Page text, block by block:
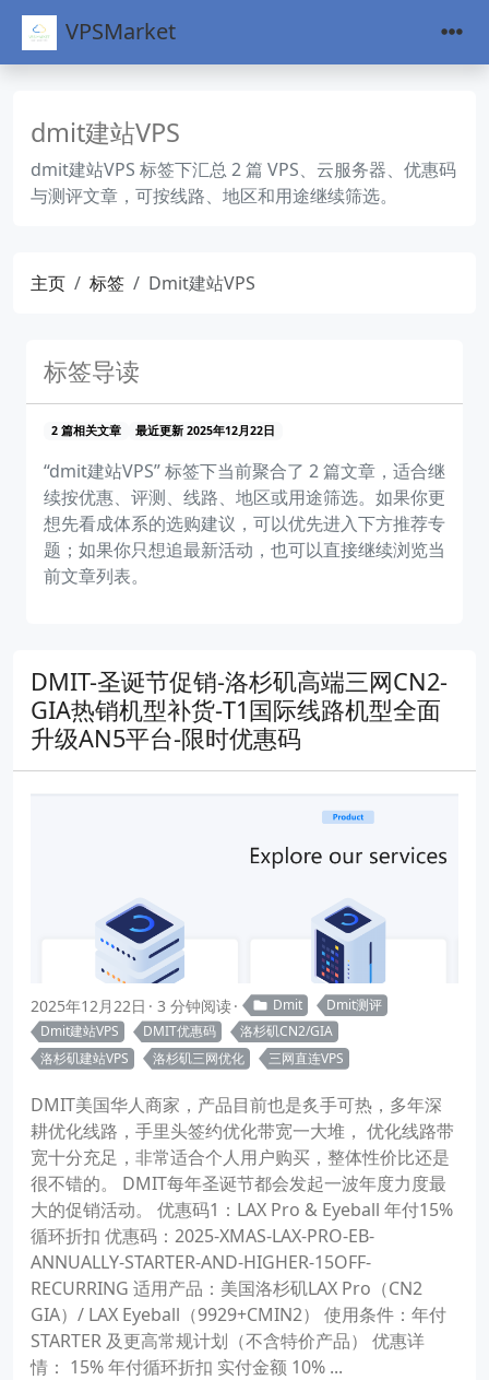
VPSMarket
dmit建站VPS
dmit建站VPS 标签下汇总 2 篇 VPS、云服务器、优惠码
与测评文章，可按线路、地区和用途继续筛选。
主页 标签 Dmit建站VPS
标签导读
2 篇相关文章 最近更新 2025年12月22日
“dmit建站VPS” 标签下当前聚合了 2 篇文章，适合继
续按优惠、评测、线路、地区或用途筛选。如果你更
想先看成体系的选购建议，可以优先进入下方推荐专
题；如果你只想追最新活动，也可以直接继续浏览当
前文章列表。
DMIT-圣诞节促销-洛杉矶高端三网CN2-
GIA热销机型补货-T1国际线路机型全面
升级AN5平台-限时优惠码
2025年12月22日 3 分钟阅读 Dmit
Dmit测评
Dmit建站VPS
DMIT优惠码
洛杉矶CN2/GIA
洛杉矶建站VPS
洛杉矶三网优化 三网直连VPS
DMIT美国华人商家，产品目前也是炙手可热，多年深
耕优化线路，手里头签约优化带宽一大堆， 优化线路带
宽十分充足，非常适合个人用户购买，整体性价比还是
很不错的。 DMIT每年圣诞节都会发起一波年度力度最
大的促销活动。 优惠码1：LAX Pro & Eyeball 年付15%
循环折扣 优惠码：2025-XMAS-LAX-PRO-EB-
ANNUALLY-STARTER-AND-HIGHER-15OFF-
RECURRING 适用产品：美国洛杉矶LAX Pro（CN2
GIA）/ LAX Eyeball（9929+CMIN2） 使用条件：年付
STARTER 及更高常规计划（不含特价产品） 优惠详
情： 15% 年付循环折扣 实付金额 10% ...